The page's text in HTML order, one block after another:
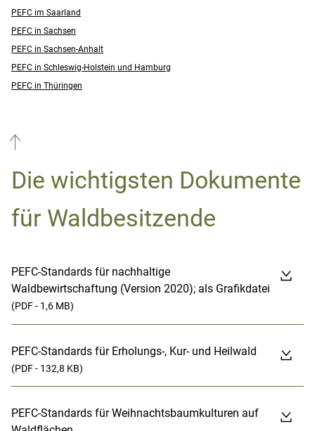
PEFC im Saarland
PEFC in Sachsen
PEFC in Sachsen-Anhalt
PEFC in Schleswig-Holstein und Hamburg
PEFC in Thüringen
Die wichtigsten Dokumente
für Waldbesitzende
PEFC-Standards für nachhaltige
Waldbewirtschaftung (Version 2020); als Grafikdatei
(PDF - 1,6 MB)
PEFC-Standards für Erholungs-, Kur- und Heilwald
(PDF - 132,8 KB)
PEFC-Standards für Weihnachtsbaumkulturen auf